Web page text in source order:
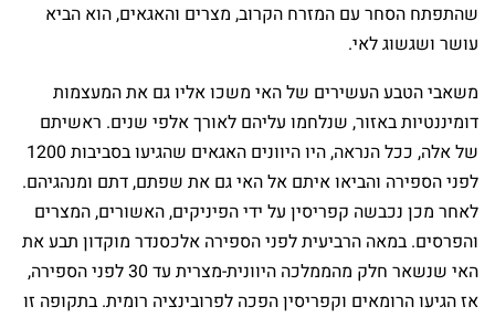
שהתפתח הסחר עם המזרח הקרוב, מצרים והאגאים, הוא הביא
עושר ושגשוג לאי.
משאבי הטבע העשירים של האי משכו אליו גם את המעצמות
דומיננטיות באזור, שנלחמו עליהם לאורך אלפי שנים. ראשיתם
של אלה, ככל הנראה, היו היוונים האגאים שהגיעו בסביבות 1200
לפני הספירה והביאו איתם אל האי גם את שפתם, דתם ומנהגיהם.
לאחר מכן נכבשה קפריסין על ידי הפיניקים, האשורים, המצרים
והפרסים. במאה הרביעית לפני הספירה אלכסנדר מוקדון תבע את
האי שנשאר חלק מהממלכה היוונית-מצרית עד 30 לפני הספירה,
אז הגיעו הרומאים וקפריסין הפכה לפרובינציה רומית. בתקופה זו